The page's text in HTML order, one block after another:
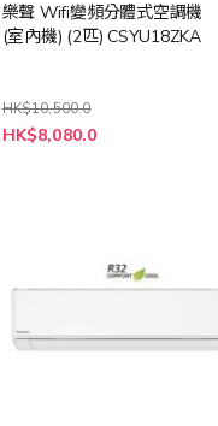
樂聲 Wifi變頻分體式空調機
(室內機) (2匹) CSYU18ZKA
HK$10,500.0
特
殊
HK$8,080.0